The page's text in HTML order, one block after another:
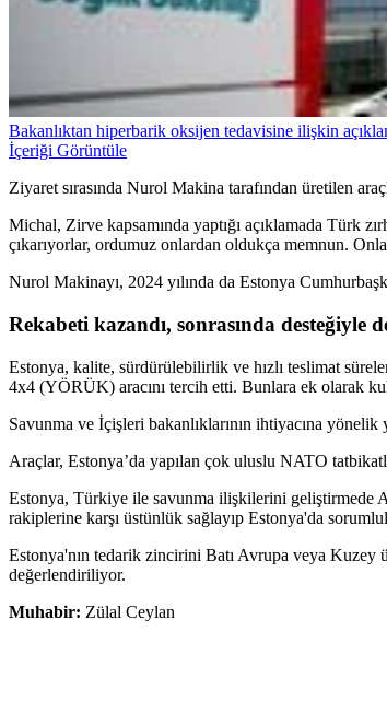
Bakanlıktan hiperbarik oksijen tedavisine ilişkin
İçeriği Görüntüle
Ziyaret sırasında Nurol Makina tarafından üretilen
Michal, Zirve kapsamında yaptığı açıklamada Türk
çıkarıyorlar, ordumuz onlardan oldukça memnun.
Nurol Makinayı, 2024 yılında da Estonya
Rekabeti kazandı, sonrasında desteğiyle
Estonya, kalite, sürdürülebilirlik ve hızlı teslimat
4x4 (YÖRÜK) aracını tercih etti. Bunlara ek olarak
Savunma ve İçişleri bakanlıklarının ihtiyacına
Araçlar, Estonya’da yapılan çok uluslu NATO
Estonya, Türkiye ile savunma ilişkilerini geliştirmede
rakiplerine karşı üstünlük sağlayıp Estonya'da
Estonya'nın tedarik zincirini Batı Avrupa veya Kuzey
değerlendiriliyor.
Muhabir: Zülal Ceylan